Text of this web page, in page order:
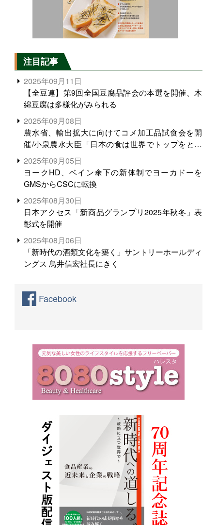
注目記事
2025年09月11日
【全豆連】第9回全国豆腐品評会の本選を開催、木
綿豆腐は多様化がみられる
2025年09月08日
農水省、輸出拡大に向けてコメ加工品試食会を開
催/小泉農水大臣「日本の食は世界でトップをとれ
る。米増産に向けて、米輸出需要の拡大を」
2025年09月05日
ヨークHD、ベイン傘下の新体制でヨーカドーを
GMSからCSCに転換
2025年08月30日
日本アクセス「新商品グランプリ2025年秋冬」表
彰式を開催
2025年08月06日
「新時代の酒類文化を築く」サントリーホールディ
ングス 鳥井信宏社長にきく
Facebook